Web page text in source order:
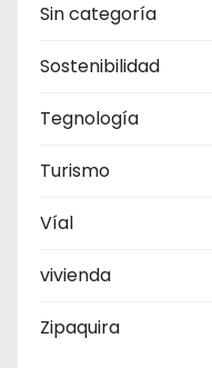
Sin categoría
Sostenibilidad
Tegnología
Turismo
Víal
vivienda
Zipaquira